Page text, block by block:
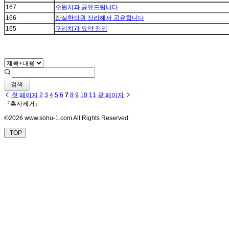
167
수원치과 공유드립니다
166
잠실한의원 정리해서 공유합니다
165
구리치과 요약 정리
검색
첫 페이지 2 3 4 5 6 7 8 9 10 11 끝 페이지
『흑자제거』
©2026 www.sohu-1.com All Rights Reserved.
TOP